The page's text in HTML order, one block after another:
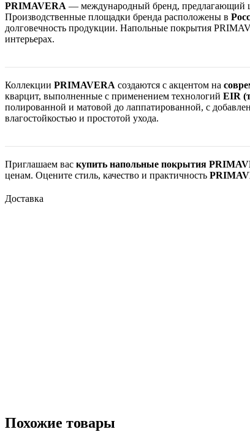
PRIMAVERA — международный бренд, предлагающий
Производственные площадки бренда расположены в
долговечность продукции. Напольные покрытия
интерьерах.
Коллекции PRIMAVERA создаются с акцентом на
кварцит, выполненные с применением технологий EIR
полированной и матовой до лаппатированной, с
влагостойкостью и простотой ухода.
Приглашаем вас купить напольные покрытия
ценам. Оцените стиль, качество и практичность
Доставка
Похожие товары